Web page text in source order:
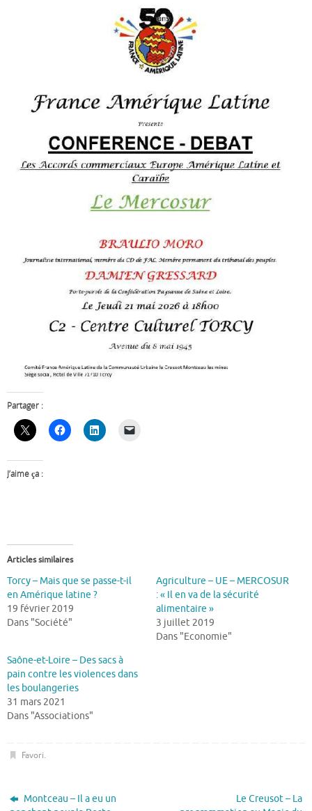
Partager :
J’aime ça :
Articles similaires
Torcy – Mais que se passe-t-il
en Amérique latine ?
19 février 2019
Dans "Société"
Agriculture – UE – MERCOSUR
: « Il en va de la sécurité
alimentaire »
3 juillet 2019
Dans "Economie"
Saône-et-Loire – Des sacs à
pain contre les violences dans
les boulangeries
31 mars 2021
Dans "Associations"
Favori.
Montceau – Il a eu un
Le Creusot – La